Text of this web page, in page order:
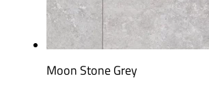
Moon Stone Grey